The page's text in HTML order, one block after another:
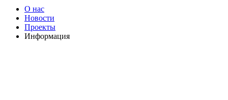
О нас
Новости
Проекты
Информация